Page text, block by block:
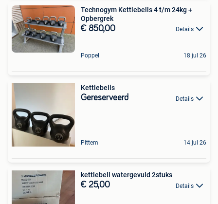
Technogym Kettlebells 4 t/m 24kg +
Opbergrek
€ 850,00 Details
Poppel 18 jul 26
Kettlebells
Gereserveerd Details
Pittem 14 jul 26
kettlebell watergevuld 2stuks
€ 25,00 Details